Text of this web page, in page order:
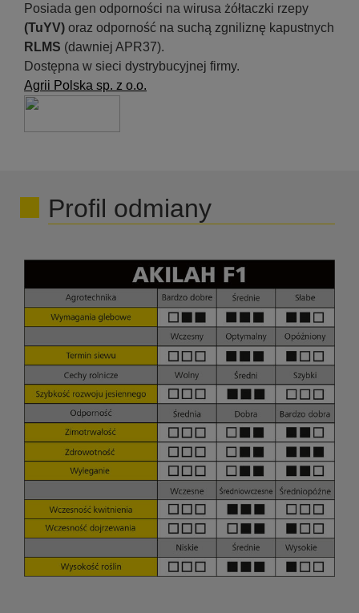
Posiada gen odporności na wirusa żółtaczki rzepy
(TuYV) oraz odporność na suchą zgniliznę kapustnych
RLMS (dawniej APR37).
Dostępna w sieci dystrybucyjnej firmy.
Agrii Polska sp. z o.o.
Profil odmiany